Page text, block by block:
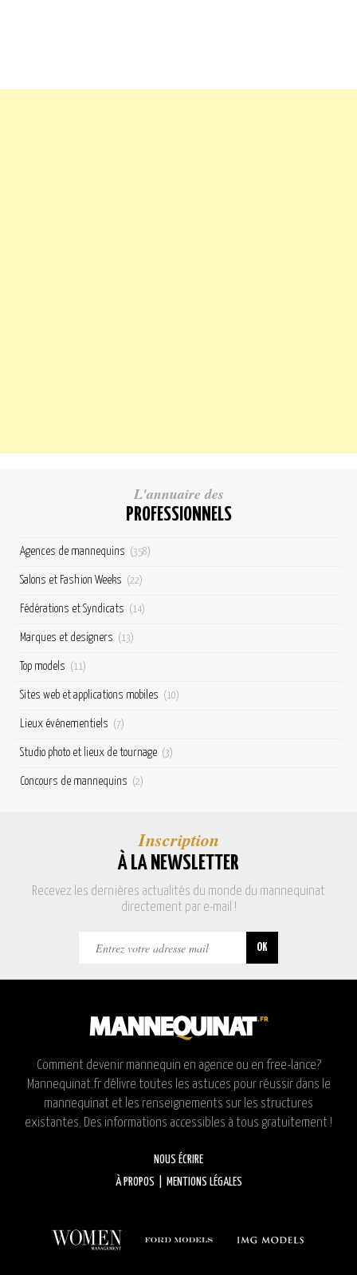
L'annuaire des
PROFESSIONNELS
Agences de mannequins (358)
Salons et Fashion Weeks (22)
Fédérations et Syndicats (14)
Marques et designers (13)
Top models (11)
Sites web et applications mobiles (10)
Lieux événementiels (7)
Studio photo et lieux de tournage (3)
Concours de mannequins (2)
Inscription
À LA NEWSLETTER
Recevez les dernières actualités du monde du mannequinat
directement par e-mail !
Comment devenir mannequin en agence ou en free-lance?
Mannequinat.fr délivre toutes les astuces pour réussir dans le
mannequinat et les renseignements sur les structures
existantes. Des informations accessibles à tous gratuitement !
NOUS ÉCRIRE
À PROPOS
MENTIONS LÉGALES